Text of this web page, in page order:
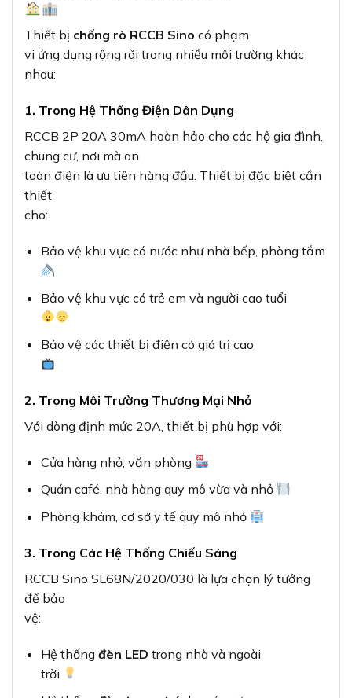
Thiết bị chống rò RCCB Sino có phạm
vi ứng dụng rộng rãi trong nhiều môi trường khác
nhau:
1. Trong Hệ Thống Điện Dân Dụng
RCCB 2P 20A 30mA hoàn hảo cho các hộ gia đình,
chung cư, nơi mà an
toàn điện là ưu tiên hàng đầu. Thiết bị đặc biệt cần
thiết
cho:
Bảo vệ khu vực có nước như nhà bếp, phòng tắm
Bảo vệ khu vực có trẻ em và người cao tuổi
Bảo vệ các thiết bị điện có giá trị cao
2. Trong Môi Trường Thương Mại Nhỏ
Với dòng định mức 20A, thiết bị phù hợp với:
Cửa hàng nhỏ, văn phòng
Quán café, nhà hàng quy mô vừa và nhỏ
Phòng khám, cơ sở y tế quy mô nhỏ
3. Trong Các Hệ Thống Chiếu Sáng
RCCB Sino SL68N/2020/030 là lựa chọn lý tưởng
để bảo
vệ:
Hệ thống đèn LED trong nhà và ngoài
trời